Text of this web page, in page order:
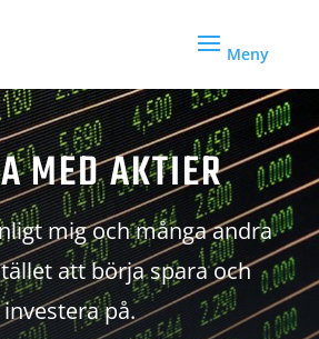
MED AKTIER
mig och många andra
att börja spara och
investera på.